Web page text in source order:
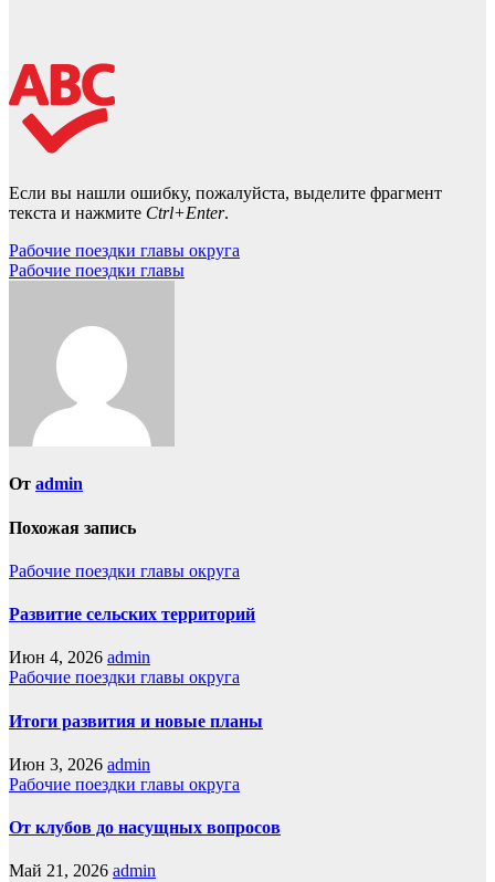
Если вы нашли ошибку, пожалуйста, выделите фрагмент
текста и нажмите Ctrl+Enter.
Навигация
по
Рабочие поездки главы округа
Рабочие поездки главы
От admin
Похожая запись
Рабочие поездки главы округа
Развитие сельских территорий
Июн 4, 2026 admin
Рабочие поездки главы округа
Итоги развития и новые планы
Июн 3, 2026 admin
Рабочие поездки главы округа
От клубов до насущных вопросов
Май 21, 2026 admin